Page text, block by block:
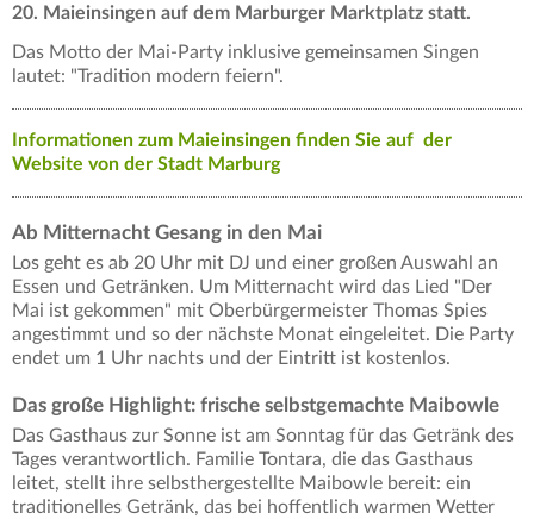
20. Maieinsingen auf dem Marburger Marktplatz statt.
Das Motto der Mai-Party inklusive gemeinsamen Singen
lautet: "Tradition modern feiern".
Informationen zum Maieinsingen finden Sie auf der
Website von der Stadt Marburg
Ab Mitternacht Gesang in den Mai
Los geht es ab 20 Uhr mit DJ und einer großen Auswahl an
Essen und Getränken. Um Mitternacht wird das Lied "Der
Mai ist gekommen" mit Oberbürgermeister Thomas Spies
angestimmt und so der nächste Monat eingeleitet. Die Party
endet um 1 Uhr nachts und der Eintritt ist kostenlos.
Das große Highlight: frische selbstgemachte Maibowle
Das Gasthaus zur Sonne ist am Sonntag für das Getränk des
Tages verantwortlich. Familie Tontara, die das Gasthaus
leitet, stellt ihre selbsthergestellte Maibowle bereit: ein
traditionelles Getränk, das bei hoffentlich warmen Wetter